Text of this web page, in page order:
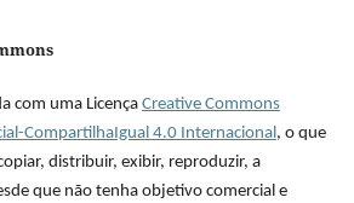
com uma Licença Creative Commons
CompartilhaIgual 4.0 Internacional, o que
distribuir, exibir, reproduzir, a
que não tenha objetivo comercial e